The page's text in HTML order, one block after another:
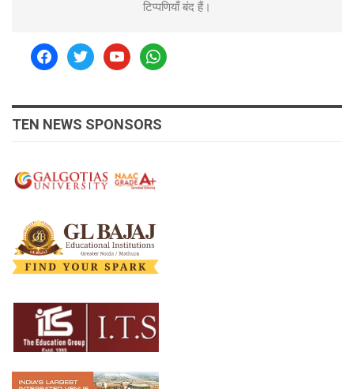
टिप्पणियाँ बंद हैं।
facebooktwitteryoutubewhatsapp
TEN NEWS SPONSORS